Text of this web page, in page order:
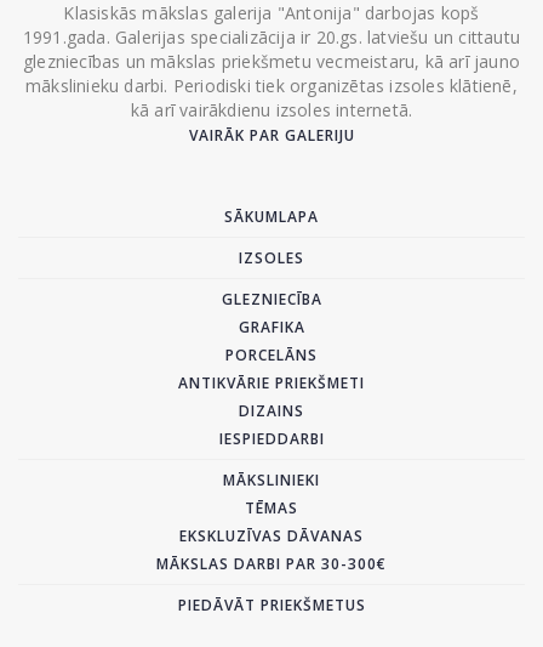
Klasiskās mākslas galerija "Antonija" darbojas kopš
1991.gada. Galerijas specializācija ir 20.gs. latviešu un cittautu
glezniecības un mākslas priekšmetu vecmeistaru, kā arī jauno
mākslinieku darbi. Periodiski tiek organizētas izsoles klātienē,
kā arī vairākdienu izsoles internetā.
VAIRĀK PAR GALERIJU
SĀKUMLAPA
IZSOLES
GLEZNIECĪBA
GRAFIKA
PORCELĀNS
ANTIKVĀRIE PRIEKŠMETI
DIZAINS
IESPIEDDARBI
MĀKSLINIEKI
TĒMAS
EKSKLUZĪVAS DĀVANAS
MĀKSLAS DARBI PAR 30-300€
PIEDĀVĀT PRIEKŠMETUS